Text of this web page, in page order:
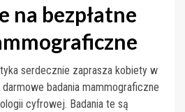
na bezpłatne
serdecznie zaprasza kobiety w
badania mammograficzne
cyfrowej. Badania te są